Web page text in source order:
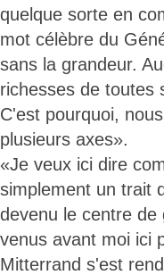
quelque sorte en
mot célèbre du
sans la grandeur.
richesses de toutes
C'est pourquoi,
plusieurs axes».
«Je veux ici dire
simplement un trait
devenu le centre de
venus avant moi ici
Mitterrand s'est